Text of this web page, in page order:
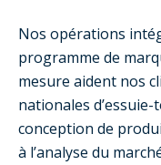
Nos opérations
programme de
mesure aident nos
nationales
conception de
à l’analyse du